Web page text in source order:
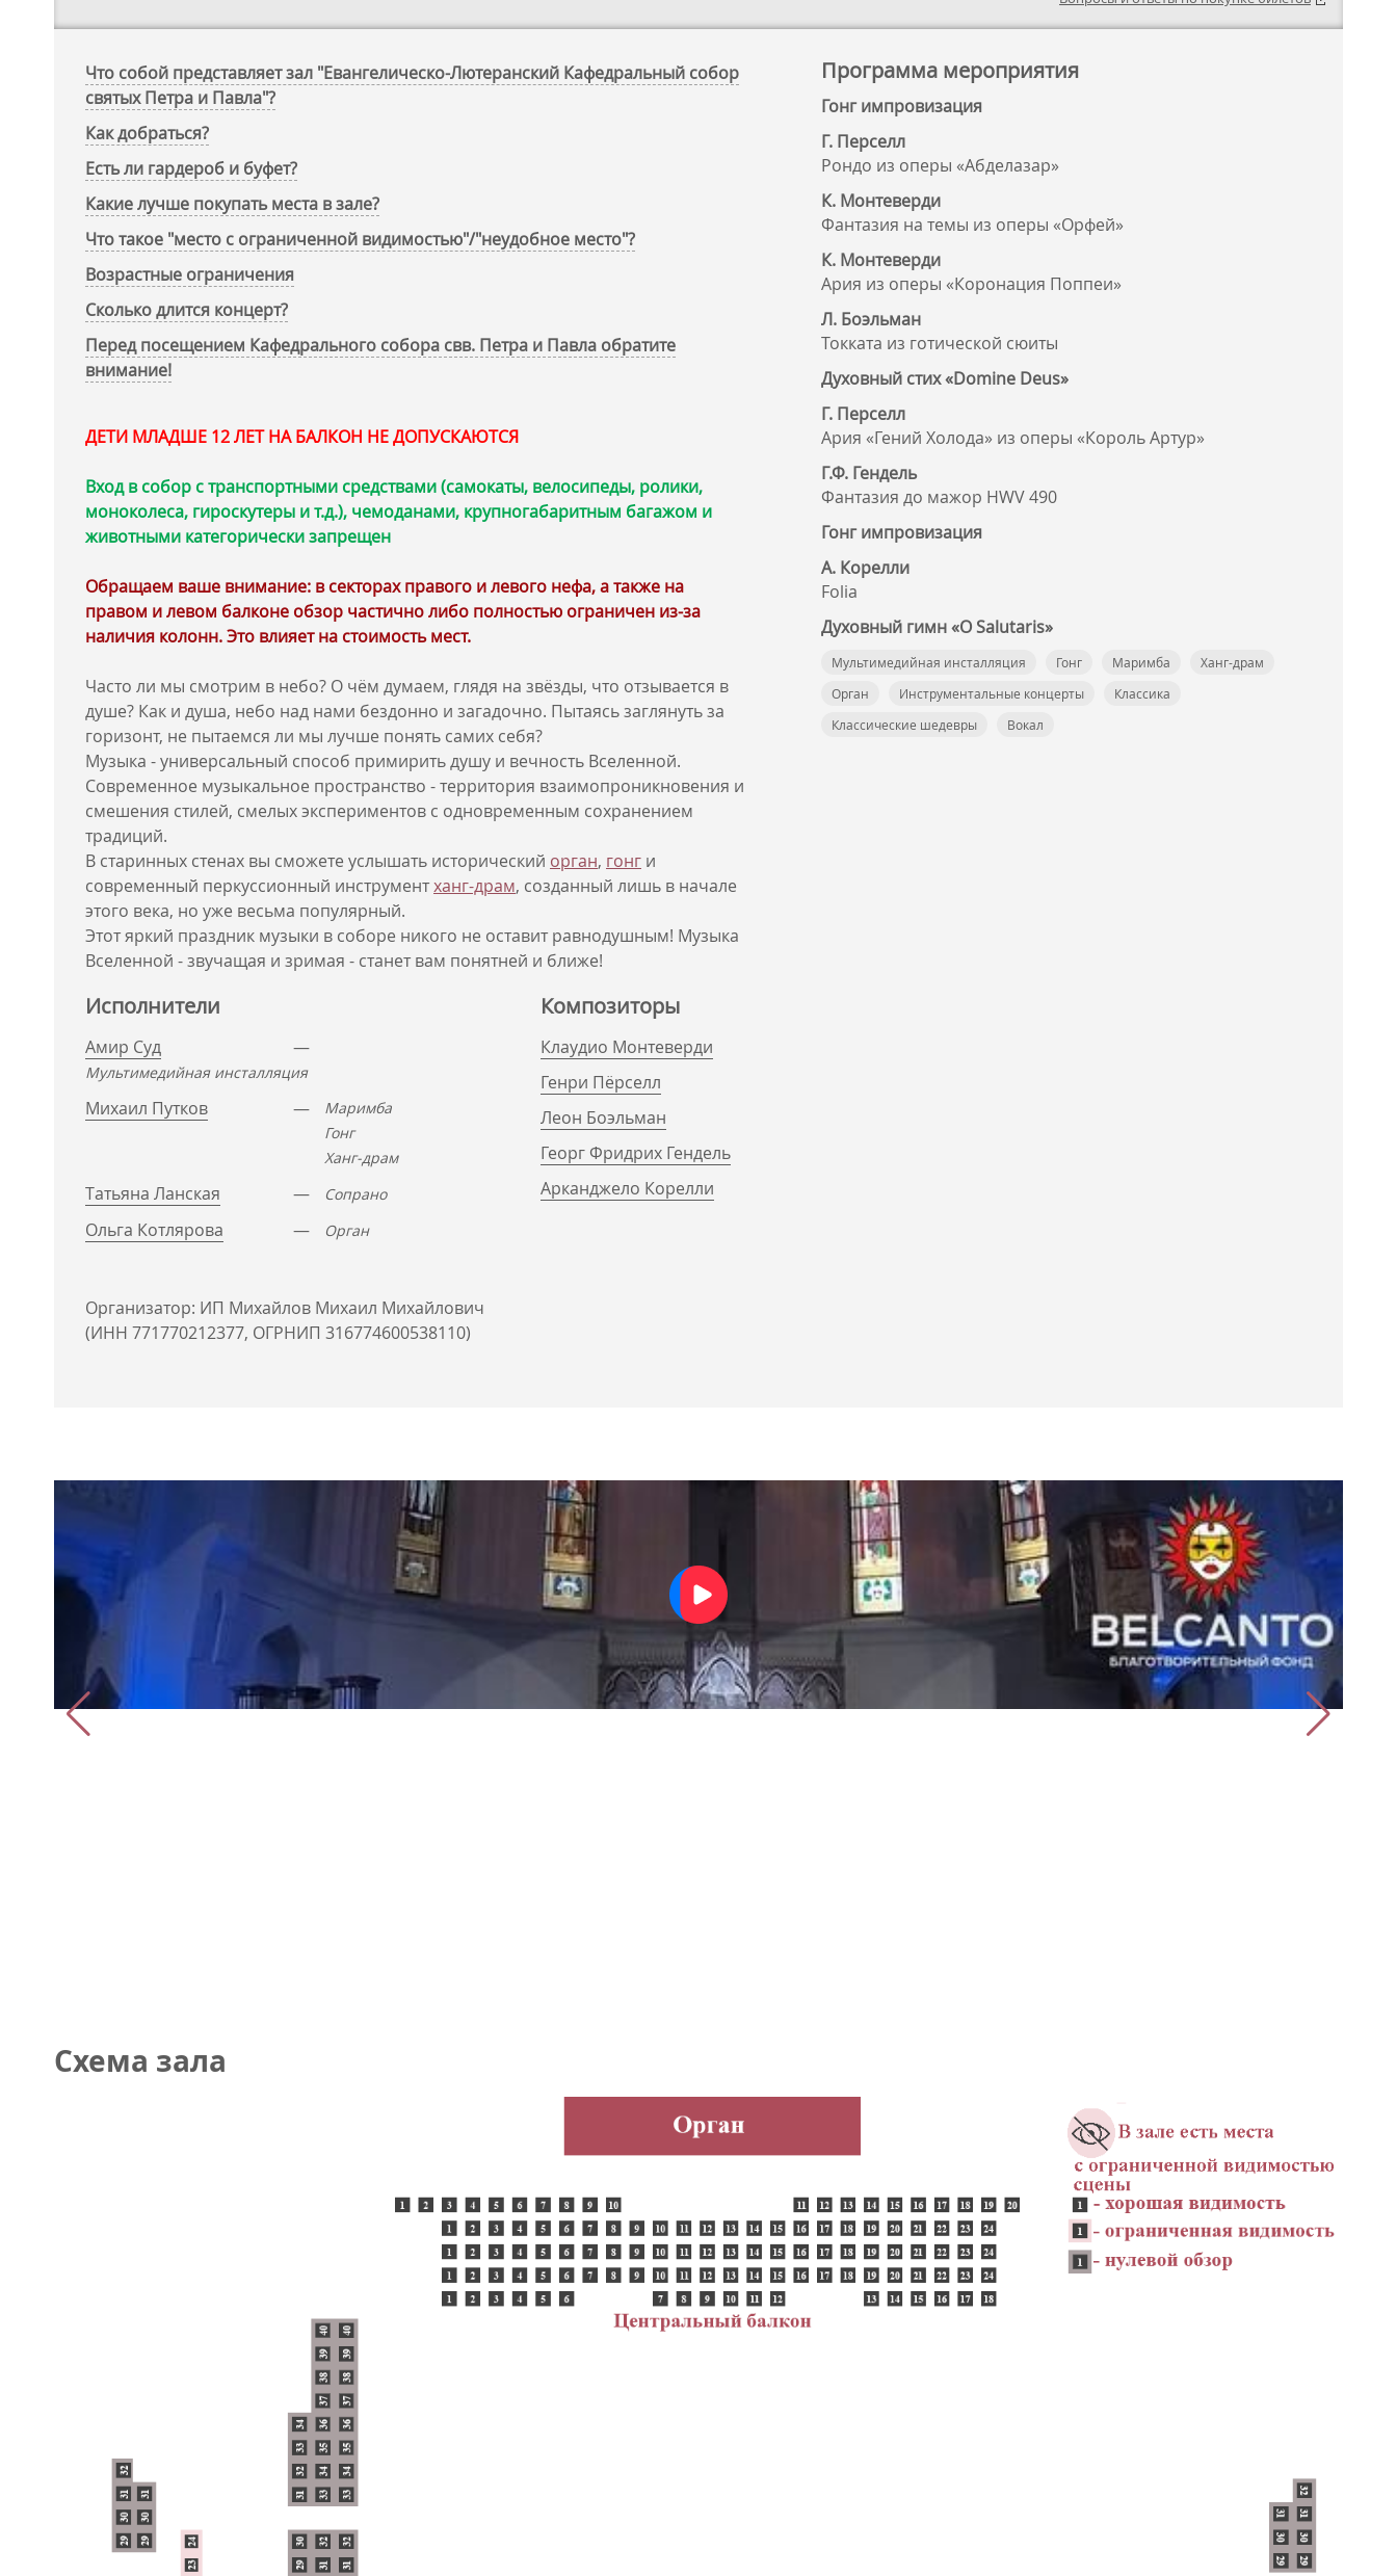
Что собой представляет зал "Евангелическо-Лютеранский Кафедральный собор
святых Петра и Павла"?
Как добраться?
Есть ли гардероб и буфет?
Какие лучше покупать места в зале?
Что такое "место с ограниченной видимостью"/"неудобное место"?
Возрастные ограничения
Сколько длится концерт?
Перед посещением Кафедрального собора свв. Петра и Павла обратите
внимание!
ДЕТИ МЛАДШЕ 12 ЛЕТ НА БАЛКОН НЕ ДОПУСКАЮТСЯ
Вход в собор с транспортными средствами (самокаты, велосипеды, ролики,
моноколеса, гироскутеры и т.д.), чемоданами, крупногабаритным багажом и
животными категорически запрещен
Обращаем ваше внимание: в секторах правого и левого нефа, а также на
правом и левом балконе обзор частично либо полностью ограничен из‑за
наличия колонн. Это влияет на стоимость мест.
Часто ли мы смотрим в небо? О чём думаем, глядя на звёзды, что отзывается в
душе? Как и душа, небо над нами бездонно и загадочно. Пытаясь заглянуть за
горизонт, не пытаемся ли мы лучше понять самих себя?
Музыка - универсальный способ примирить душу и вечность Вселенной.
Современное музыкальное пространство - территория взаимопроникновения и
смешения стилей, смелых экспериментов с одновременным сохранением
традиций.
В старинных стенах вы сможете услышать исторический орган, гонг и
современный перкуссионный инструментханг-драм, созданный лишь в начале
этого века, но уже весьма популярный.
Этот яркий праздник музыки в соборе никого не оставит равнодушным! Музыка
Вселенной - звучащая и зримая - станет вам понятней и ближе!
Исполнители
Амир Суд —
Мультимедийная инсталляция
Михаил Путков —
Маримба
Гонг
Ханг-драм
Татьяна Ланская — Сопрано
Ольга Котлярова — Орган
Композиторы
Клаудио Монтеверди
Генри Пёрселл
Леон Боэльман
Георг Фридрих Гендель
Арканджело Корелли
Организатор: ИП Михайлов Михаил Михайлович
(ИНН 771770212377, ОГРНИП 316774600538110)
Программа мероприятия
Гонг импровизация
Г. Перселл
Рондо из оперы «Абделазар»
К. Монтеверди
Фантазия на темы из оперы «Орфей»
К. Монтеверди
Ария из оперы «Коронация Поппеи»
Л. Боэльман
Токката из готической сюиты
Духовный стих «Domine Deus»
Г. Перселл
Ария «Гений Холода» из оперы «Король Артур»
Г.Ф. Гендель
Фантазия до мажор HWV 490
Гонг импровизация
А. Корелли
Folia
Духовный гимн «O Salutaris»
Мультимедийная инсталляция Гонг Маримба
Ханг-драм
Орган
Инструментальные концерты
Классика
Классические шедевры
Вокал
Схема зала